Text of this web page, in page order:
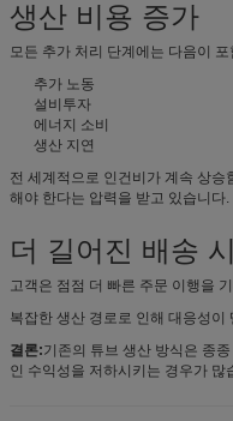
생산 비용 증가
모든 추가 처리 단계에는 다음이
추가 노동
설비투자
에너지 소비
생산 지연
전 세계적으로 인건비가 계속 상
해야 한다는 압력을 받고 있습니다.
더 길어진 배송
고객은 점점 더 빠른 주문 이행을
복잡한 생산 경로로 인해 대응성
결론:기존의 튜브 생산 방식은 종
인 수익성을 저하시키는 경우가 많